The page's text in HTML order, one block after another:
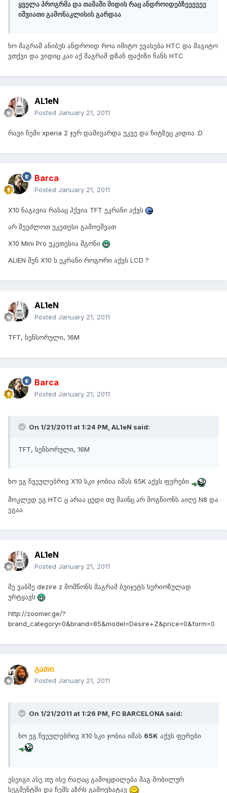
ყველა პროგრმა და თამაში მიდის რაც ანდროიდებზეეეეეე
იშვიათი გამონაკლისის გარდაა
ხო მაგრამ ანიბუს ანდროიდ როა იმიტო ევასება HTC და მაგიტო
ვთქვი და ვიდიც კაი აქ მაგრამ დზან ფაქიზი ჩანს HTC
AL1eN
Posted January 21, 2011
რავი ჩემი xperia 2 ჯერ დამივარდა უკვე და ჩიტზეც კიდია :D
Barca
Posted January 21, 2011
X10 ნაგავია რასაც ჰქვია TFT ეკრანი აქვს
არ შეეძლოთ უკეთესი გამოეშვათ
X10 Mini Pro უკეთესია მგონი
ALIEN შენ X10 ს ეკრანი როგორი აქვს LCD ?
AL1eN
Posted January 21, 2011
TFT, სენსორული, 16M
Barca
Posted January 21, 2011
On 1/21/2011 at 1:24 PM, AL1eN said:
TFT, სენსორული, 16M
ხო ეგ ჩვეულებრივ X10 სკი ჯობია იმას 65K აქვს ფერები
მოკლედ ეგ HTC ც არაა ცუდი თუ მაინც არ მოგწიონს აიღე N8 და
ეგაა
AL1eN
Posted January 21, 2011
მე ვაბშე dezire z მომწონს მაგრამ ბუიჯეტს სერიოზულად
ურტყავს
http://zoomer.ge/?
brand_category=0&brand=85&model=Desire+Z&price=0&form=0
გათი
Posted January 21, 2011
On 1/21/2011 at 1:26 PM, FC BARCELONA said:
ხო ეგ ჩვეულებრივ X10 სკი ჯობია იმას 65K აქვს ფერები
ესეიგი ასე თუ ისე რაღაც გამოცდილება მაგ მობილურ
სეგმენტში და ჩემს აზრს გამოვხატავ